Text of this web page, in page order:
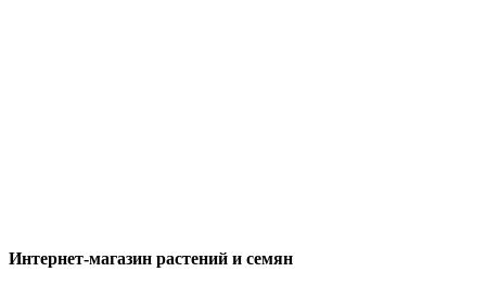
Интернет-магазин растений и семян